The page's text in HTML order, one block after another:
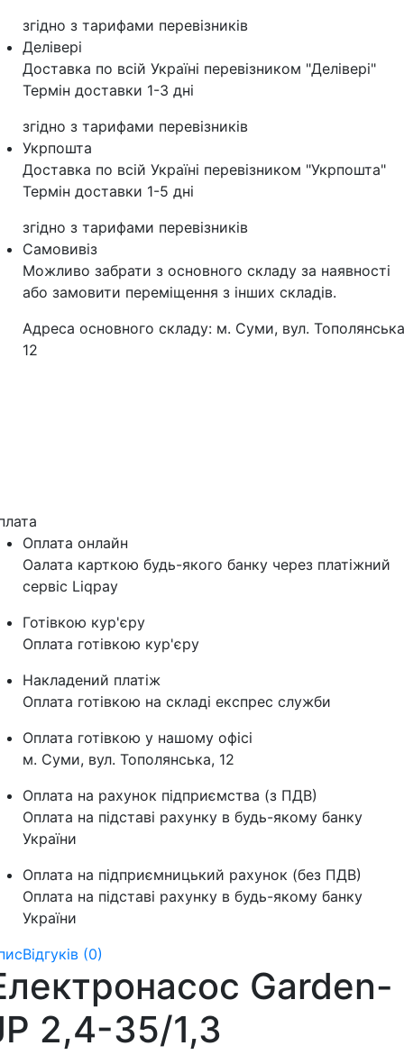
згідно з тарифами перевізників
Делівері
Доставка по всій Україні перевізником "Делівері"
Термін доставки 1-3 дні
згідно з тарифами перевізників
Укрпошта
Доставка по всій Україні перевізником "Укрпошта"
Термін доставки 1-5 дні
згідно з тарифами перевізників
Самовивіз
Можливо забрати з основного складу за наявності
або замовити переміщення з інших складів.
Адреса основного складу: м. Суми, вул.
12
Оплата онлайн
Оалата карткою будь-якого банку через платіжний
сервіс Liqpay
Готівкою кур'єру
Оплата готівкою кур'єру
Накладений платіж
Оплата готівкою на складі експрес служби
Оплата готівкою у нашому офісі
м. Суми, вул. Тополянська, 12
Оплата на рахунок підприємства (з ПДВ)
Оплата на підставі рахунку в будь-якому банку
України
Оплата на підприємницький рахунок (без ПДВ)
Оплата на підставі рахунку в будь-якому банку
України
Відгуків (0)
Garden-
2,4-35/1,3